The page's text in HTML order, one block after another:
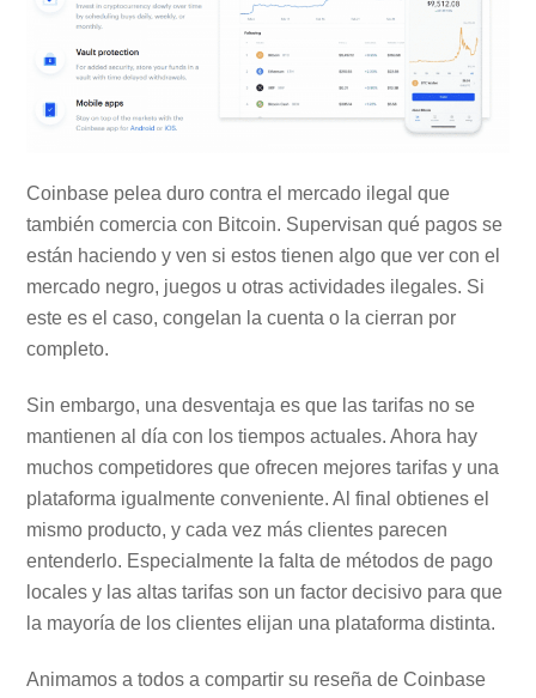
Coinbase pelea duro contra el mercado ilegal que
también comercia con Bitcoin. Supervisan qué pagos se
están haciendo y ven si estos tienen algo que ver con el
mercado negro, juegos u otras actividades ilegales. Si
este es el caso, congelan la cuenta o la cierran por
completo.
Sin embargo, una desventaja es que las tarifas no se
mantienen al día con los tiempos actuales. Ahora hay
muchos competidores que ofrecen mejores tarifas y una
plataforma igualmente conveniente. Al final obtienes el
mismo producto, y cada vez más clientes parecen
entenderlo. Especialmente la falta de métodos de pago
locales y las altas tarifas son un factor decisivo para que
la mayoría de los clientes elijan una plataforma distinta.
Animamos a todos a compartir su reseña de Coinbase